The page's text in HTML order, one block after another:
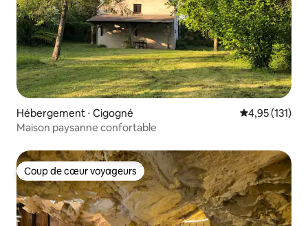
Hébergement ⋅ Cigogné Évaluation
4,95 (131)
Maison paysanne confortable
Coup de cœur voyageurs
Coup de cœur voyageurs